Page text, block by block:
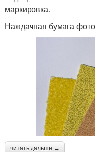
маркировка.
Наждачная бумага фото
читать дальше →